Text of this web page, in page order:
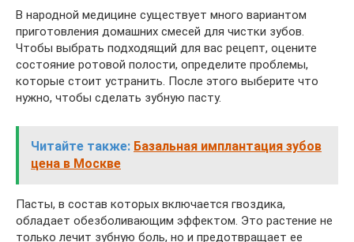
В народной медицине существует много вариантом
приготовления домашних смесей для чистки зубов.
Чтобы выбрать подходящий для вас рецепт, оцените
состояние ротовой полости, определите проблемы,
которые стоит устранить. После этого выберите что
нужно, чтобы сделать зубную пасту.
Читайте также: Базальная имплантация зубов
цена в Москве
Пасты, в состав которых включается гвоздика,
обладает обезболивающим эффектом. Это растение не
только лечит зубную боль, но и предотвращает ее